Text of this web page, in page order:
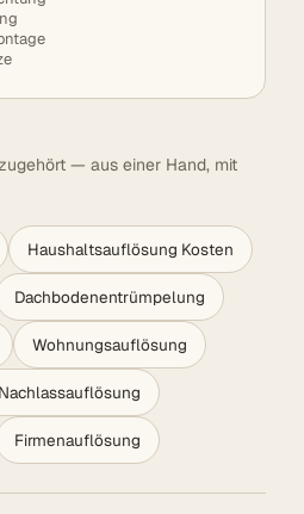
— aus einer Hand, mit
Haushaltsauflösung Kosten
Dachbodenentrümpelung
Wohnungsauflösung
Nachlassauflösung
Firmenauflösung